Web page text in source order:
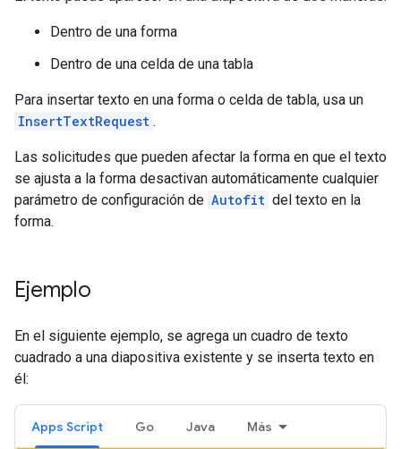
Dentro de una forma
Dentro de una celda de una tabla
Para insertar texto en una forma o celda de tabla, usa un
InsertTextRequest .
Las solicitudes que pueden afectar la forma en que el texto
se ajusta a la forma desactivan automáticamente cualquier
parámetro de configuración de Autofit del texto en la
forma.
Ejemplo
En el siguiente ejemplo, se agrega un cuadro de texto
cuadrado a una diapositiva existente y se inserta texto en
él:
Apps Script Go Java Más